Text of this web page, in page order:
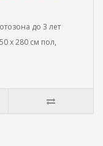
до 3 лет
х 280 см пол,